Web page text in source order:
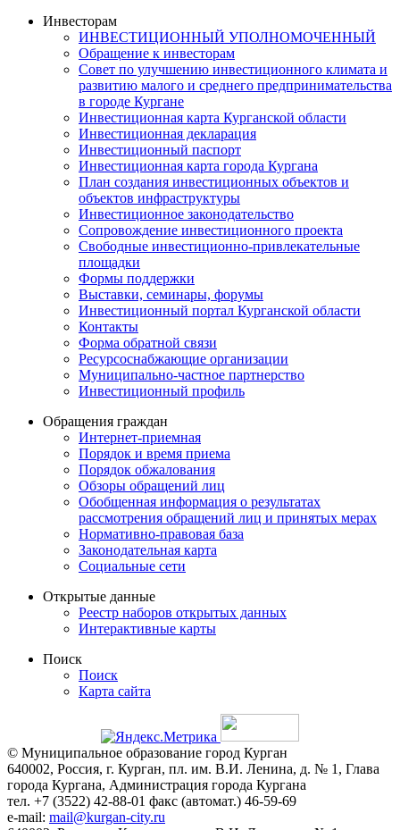
Инвесторам
ИНВЕСТИЦИОННЫЙ УПОЛНОМОЧЕННЫЙ
Обращение к инвесторам
Совет по улучшению инвестиционного климата и
развитию малого и среднего предпринимательства
в городе Кургане
Инвестиционная карта Курганской области
Инвестиционная декларация
Инвестиционный паспорт
Инвестиционная карта города Кургана
План создания инвестиционных объектов и
объектов инфраструктуры
Инвестиционное законодательство
Сопровождение инвестиционного проекта
Свободные инвестиционно-привлекательные
площадки
Формы поддержки
Выставки, семинары, форумы
Инвестиционный портал Курганской области
Контакты
Форма обратной связи
Ресурсоснабжающие организации
Муниципально-частное партнерство
Инвестиционный профиль
Обращения граждан
Интернет-приемная
Порядок и время приема
Порядок обжалования
Обзоры обращений лиц
Обобщенная информация о результатах
рассмотрения обращений лиц и принятых мерах
Нормативно-правовая база
Законодательная карта
Социальные сети
Открытые данные
Реестр наборов открытых данных
Интерактивные карты
Поиск
Поиск
Карта сайта
© Муниципальное образование город Курган
640002, Россия, г. Курган, пл. им. В.И. Ленина, д. № 1, Глава
города Кургана, Администрация города Кургана
тел. +7 (3522) 42-88-01 факс (автомат.) 46-59-69
e-mail: mail@kurgan-city.ru